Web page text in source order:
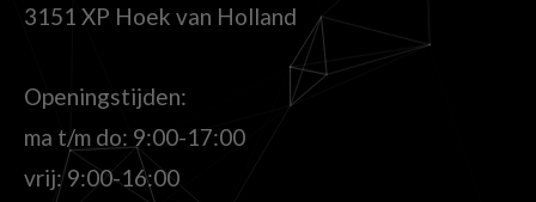
3151 XP Hoek van Holland
Openingstijden:
ma t/m do: 9:00-17:00
vrij: 9:00-16:00